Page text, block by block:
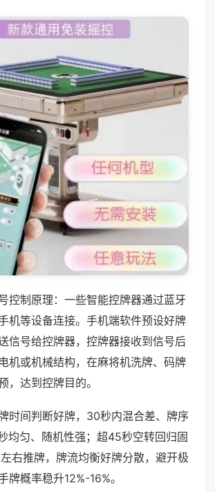
控制原理：一些智能控牌器通过蓝牙
机等设备连接。手机端软件预设好牌
信号给控牌器，控牌器接收到信号后
机或机械结构，在麻将机洗牌、码牌
，达到控牌目的。
时间判断好牌，30秒内混合差、牌序
均匀、随机性强；超45秒空转回归固
右推牌，牌流均衡好牌分散，避开极
牌概率稳升12%-16%。